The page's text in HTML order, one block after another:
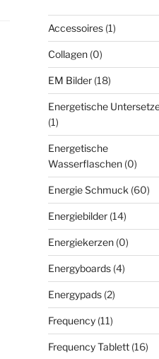
Accessoires (1)
Collagen (0)
EM Bilder (18)
Energetische
(1)
Energetische
Wasserflaschen (0)
Energie Schmuck (60)
Energiebilder (14)
Energiekerzen (0)
Energyboards (4)
Energypads (2)
Frequency (11)
Frequency Tablett (16)